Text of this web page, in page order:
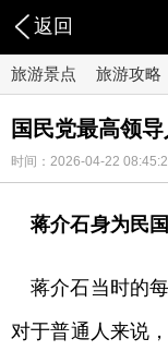
返回
旅游景点 旅游攻略
国民党最高领
时间：2026-04-22
蒋介石身为民
蒋介石当时的
对于普通人来说